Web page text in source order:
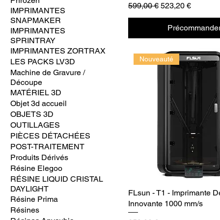
IMPRIMANTES
SNAPMAKER
IMPRIMANTES
SPRINTRAY
IMPRIMANTES ZORTRAX
LES PACKS LV3D
Machine de Gravure /
Découpe
MATÉRIEL 3D
Objet 3d accueil
OBJETS 3D
OUTILLAGES
PIÈCES DÉTACHÉES
POST-TRAITEMENT
Produits Dérivés
Résine Elegoo
RÉSINE LIQUID CRISTAL
DAYLIGHT
Résine Prima
Résines
Prix original
599,00 € Prix promotionnel
523,20 €
Nouveauté
FLsun - T1 - Imprimante
Innovante 1000 mm/s